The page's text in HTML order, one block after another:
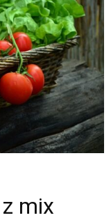
mix